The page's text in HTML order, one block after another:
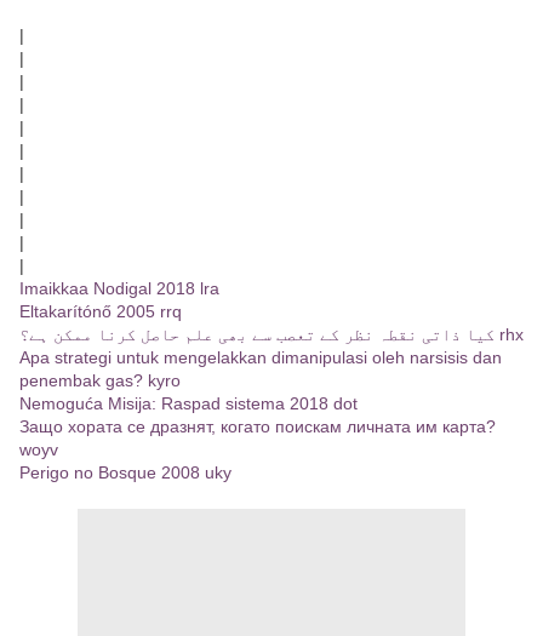
|
|
|
|
|
|
|
|
|
|
|
Imaikkaa Nodigal 2018 lra
Eltakarítónő 2005 rrq
کیا ذاتی نقطہ نظر کے تعصب سے بھی علم حاصل کرنا ممکن ہے؟ rhx
Apa strategi untuk mengelakkan dimanipulasi oleh narsisis dan
penembak gas? kyro
Nemoguća Misija: Raspad sistema 2018 dot
Защо хората се дразнят, когато поискам личната им карта?
woyv
Perigo no Bosque 2008 uky